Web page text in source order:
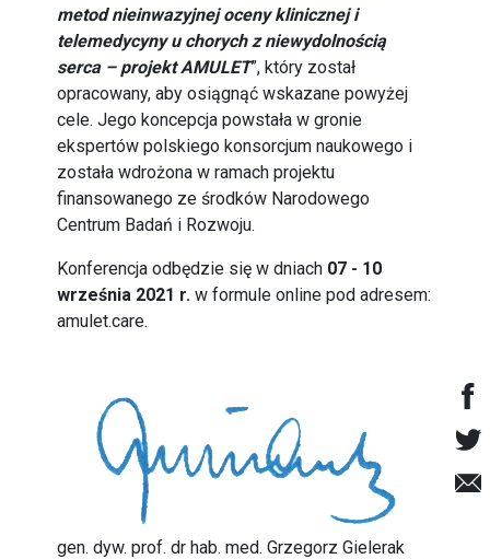
metod nieinwazyjnej oceny klinicznej i
telemedycyny u chorych z niewydolnością
serca – projekt AMULET”, który został
opracowany, aby osiągnąć wskazane powyżej
cele. Jego koncepcja powstała w gronie
ekspertów polskiego konsorcjum naukowego i
została wdrożona w ramach projektu
finansowanego ze środków Narodowego
Centrum Badań i Rozwoju.
Konferencja odbędzie się w dniach 07 - 10
września 2021 r.w formule online pod adresem:
amulet.care.
gen. dyw. prof. dr hab. med. Grzegorz Gielerak